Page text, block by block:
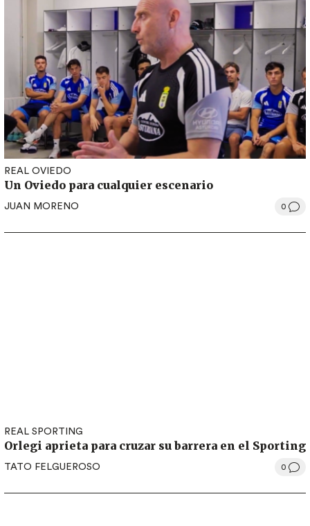
REAL OVIEDO
Un Oviedo para cualquier escenario
JUAN MORENO 0
REAL SPORTING
Orlegi aprieta para cruzar su barrera en el Sporting
TATO FELGUEROSO 0